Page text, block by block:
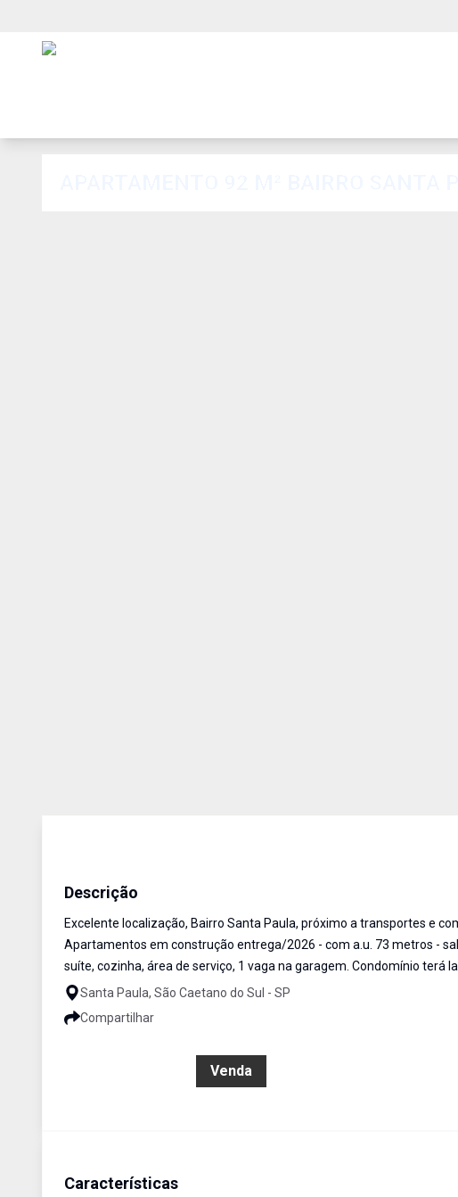
Descrição
Excelente localização, Bairro Santa Paula, próximo a transportes e
Apartamentos em construção entrega/2026 - com a.u. 73 metros -
suíte, cozinha, área de serviço, 1 vaga na garagem. Condomínio terá
Santa Paula, São Caetano do Sul - SP
Compartilhar
Venda
Características